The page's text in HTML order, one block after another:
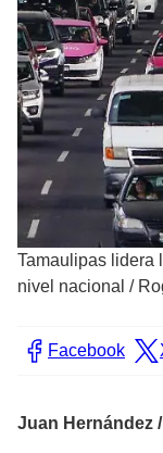
Tamaulipas lidera
nivel nacional /
Facebook
Juan Hernández